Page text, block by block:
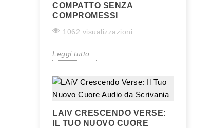
COMPATTO SENZA
COMPROMESSI
1062 visualizzazioni
Leggi tutto...
LAIV CRESCENDO VERSE:
IL TUO NUOVO CUORE